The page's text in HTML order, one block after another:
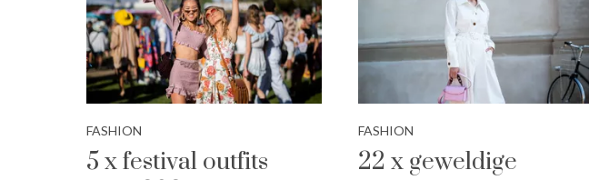
FASHION
5 x festival outfits
FASHION
22 x geweldige